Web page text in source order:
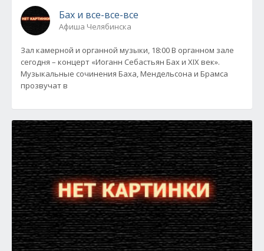
Бах и все-все-все
Афиша Челябинска
Зал камерной и органной музыки, 18:00 В органном зале
сегодня – концерт «Иоганн Себастьян Бах и XIX век».
Музыкальные сочинения Баха, Мендельсона и Брамса
прозвучат в